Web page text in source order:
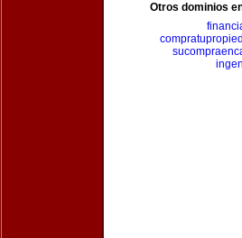
Otros dominios